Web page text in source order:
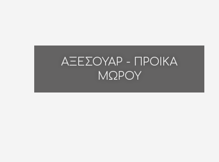
ΑΞΕΣΟΥΑΡ - ΠΡΟΙΚΑ
ΜΩΡΟΥ